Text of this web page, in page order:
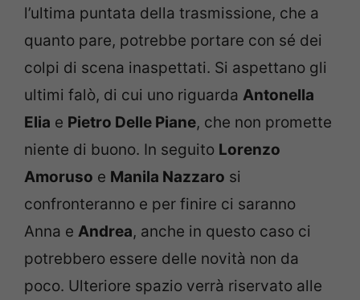
l’ultima puntata della trasmissione, che a
quanto pare, potrebbe portare con sé dei
colpi di scena inaspettati. Si aspettano gli
ultimi falò, di cui uno riguarda Antonella
Elia e Pietro Delle Piane, che non promette
niente di buono. In seguito Lorenzo
Amoruso e Manila Nazzaro si
confronteranno e per finire ci saranno
Anna e Andrea, anche in questo caso ci
potrebbero essere delle novità non da
poco. Ulteriore spazio verrà riservato alle